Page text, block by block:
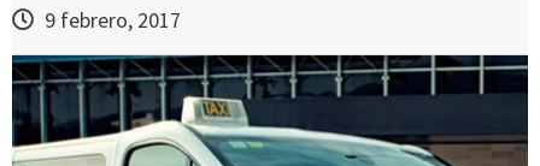
9 febrero, 2017